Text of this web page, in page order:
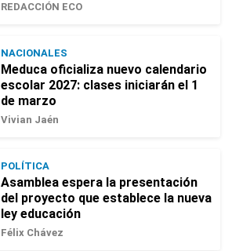
REDACCIÓN ECO
NACIONALES
Meduca oficializa nuevo calendario
escolar 2027: clases iniciarán el 1
de marzo
Vivian Jaén
POLÍTICA
Asamblea espera la presentación
del proyecto que establece la nueva
ley educación
Félix Chávez